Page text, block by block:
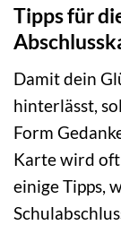
Tipps für
Damit dein
hinterlässt,
Form
Karte wird oft
einige Tipps,